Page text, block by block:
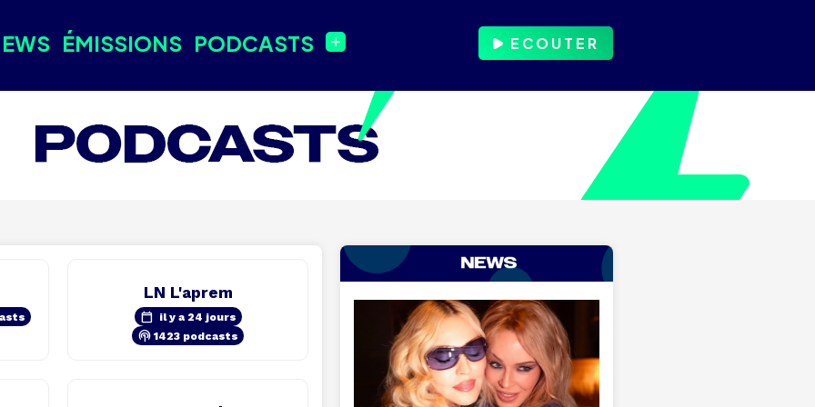
ÉMISSIONS PODCASTS ECOUTER
LN L'aprem
calendar_today il y a 24 jours
podcasts 1423 podcasts